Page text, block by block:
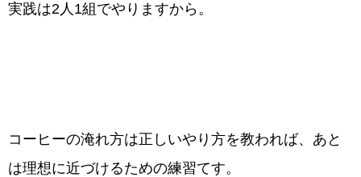
実践は2人1組でやりますから。
コーヒーの淹れ方は正しいやり方を教われば、あと
は理想に近づけるための練習てす。